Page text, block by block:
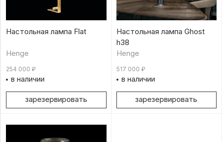
Настольная лампа Flat
Henge
254 000 ₽
в наличии
зарезервировать
Настольная лампа Ghost
h38
Henge
517 000 ₽
в наличии
зарезервировать